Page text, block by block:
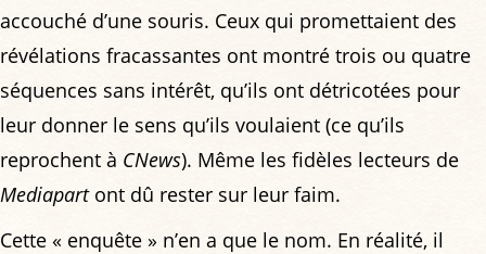
accouché d’une souris. Ceux qui promettaient des
révélations fracassantes ont montré trois ou quatre
séquences sans intérêt, qu’ils ont détricotées pour
leur donner le sens qu’ils voulaient (ce qu’ils
reprochent à CNews). Même les fidèles lecteurs de
Mediapartont dû rester sur leur faim.
Cette « enquête » n’en a que le nom. En réalité, il